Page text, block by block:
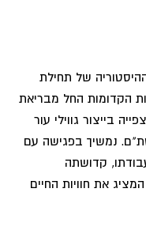
לאורך ההיסטוריה של תחילת
הקדומות החל מבריאת
בייצור גווילי עור
נמשיך בפגישה עם
קדושתה
את חוויות החיים